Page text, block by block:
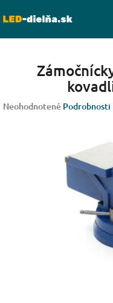
na
Priemerné
Neohodnotené